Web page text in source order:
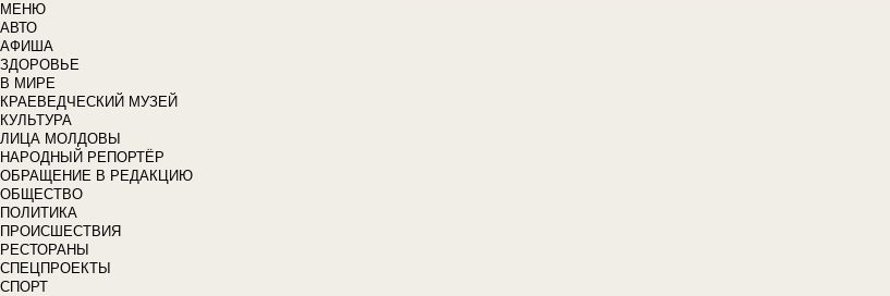
МЕНЮ
АВТО
АФИША
ЗДОРОВЬЕ
В МИРЕ
КРАЕВЕДЧЕСКИЙ МУЗЕЙ
КУЛЬТУРА
ЛИЦА МОЛДОВЫ
НАРОДНЫЙ РЕПОРТЁР
ОБРАЩЕНИЕ В РЕДАКЦИЮ
ОБЩЕСТВО
ПОЛИТИКА
ПРОИСШЕСТВИЯ
РЕСТОРАНЫ
СПЕЦПРОЕКТЫ
СПОРТ